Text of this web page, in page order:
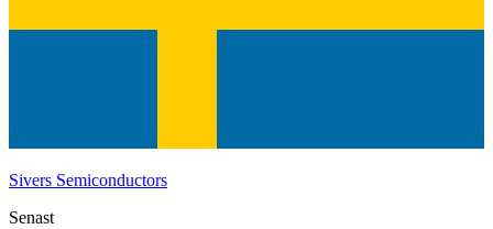
Sivers Semiconductors
Senast